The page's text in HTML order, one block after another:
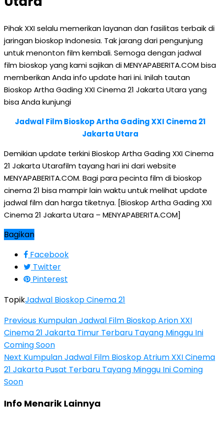
Pihak XXI selalu memerikan layanan dan fasilitas terbaik di
jaringan bioskop Indonesia. Tak jarang dari pengunjung
untuk menonton film kembali. Semoga dengan jadwal
film bioskop yang kami sajikan di MENYAPABERITA.COM bisa
memberikan Anda info update hari ini. Inilah tautan
Bioskop Artha Gading XXI Cinema 21 Jakarta Utara yang
bisa Anda kunjungi
Jadwal Film Bioskop Artha Gading XXI Cinema 21
Jakarta Utara
Demikian update terkini Bioskop Artha Gading XXI Cinema
21 Jakarta Utarafilm tayang hari ini dari website
MENYAPABERITA.COM. Bagi para pecinta film di bioskop
cinema 21 bisa mampir lain waktu untuk melihat update
jadwal film dan harga tiketnya. [Bioskop Artha Gading XXI
Cinema 21 Jakarta Utara – MENYAPABERITA.COM]
Bagikan
Facebook
Twitter
Pinterest
TopikJadwal Bioskop Cinema 21
Previous Kumpulan Jadwal Film Bioskop Arion XXI
Cinema 21 Jakarta Timur Terbaru Tayang Minggu Ini
Coming Soon
Next Kumpulan Jadwal Film Bioskop Atrium XXI Cinema
21 Jakarta Pusat Terbaru Tayang Minggu Ini Coming
Soon
Info Menarik Lainnya